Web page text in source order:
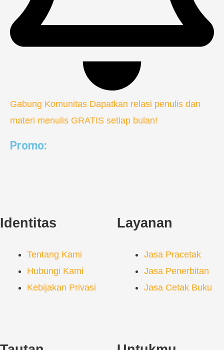
Gabung Komunitas Dapatkan relasi penulis dan
materi menulis GRATIS setiap bulan!
Promo:
Identitas
Tentang Kami
Hubungi Kami
Kebijakan Privasi
Layanan
Jasa Pracetak
Jasa Penerbitan
Jasa Cetak Buku